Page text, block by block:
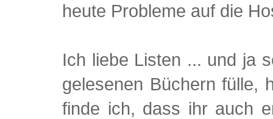
heute Probleme auf die
Ich liebe Listen ... und ja
gelesenen Büchern fülle,
finde ich, dass ihr auch